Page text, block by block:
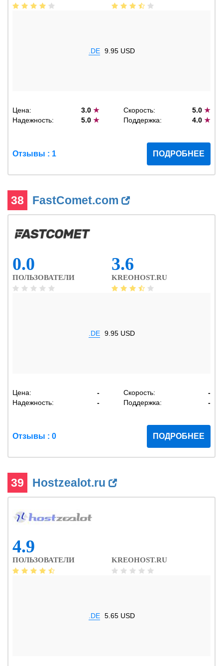
.DE 9.95 USD
Цена: 3.0★ Скорость: 5.0 ★
Надежность:
5.0★ Поддержка: 4.0 ★
Отзывы : 1 ПОДРОБНЕЕ
38 FastComet.com
0.0
ПОЛЬЗОВАТЕЛИ
3.6
KREOHOST.RU
.DE 9.95 USD
Цена: - Скорость:
-
Надежность:
- Поддержка: -
Отзывы : 0 ПОДРОБНЕЕ
39 Hostzealot.ru
4.9
ПОЛЬЗОВАТЕЛИ KREOHOST.RU
.DE 5.65 USD